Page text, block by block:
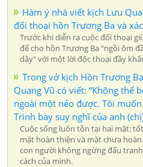
Hàm ý nhà viết kịch Lưu
đối thoại hồn Trương Ba và
Trước khi diễn ra cuộc đối thoại
để cho hồn Trương Ba “ngồi ôm
dậy" với một lời độc thoại đầy
Trong vở kịch Hồn Trương
Quang Vũ có viết: “Không thể
ngoài một nẻo được. Tôi
Trình bày suy nghĩ của anh
Cuộc sống luôn tồn tại hai mặt:
mặt hoàn thiện và mặt chưa
con người không ngừng đấu
cách của mình.